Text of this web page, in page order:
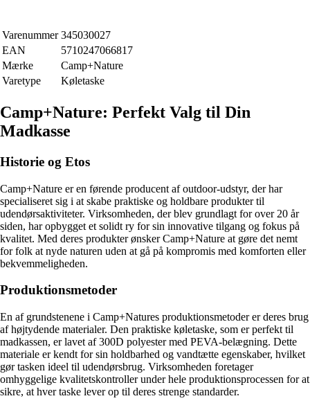
Varenummer 345030027
EAN
5710247066817
Mærke
Camp+Nature
Varetype
Køletaske
Camp+Nature: Perfekt Valg til Din
Madkasse
Historie og Etos
Camp+Nature er en førende producent af outdoor-udstyr, der har
specialiseret sig i at skabe praktiske og holdbare produkter til
udendørsaktiviteter. Virksomheden, der blev grundlagt for over 20 år
siden, har opbygget et solidt ry for sin innovative tilgang og fokus på
kvalitet. Med deres produkter ønsker Camp+Nature at gøre det nemt
for folk at nyde naturen uden at gå på kompromis med komforten eller
bekvemmeligheden.
Produktionsmetoder
En af grundstenene i Camp+Natures produktionsmetoder er deres brug
af højtydende materialer. Den praktiske køletaske, som er perfekt til
madkassen, er lavet af 300D polyester med PEVA-belægning. Dette
materiale er kendt for sin holdbarhed og vandtætte egenskaber, hvilket
gør tasken ideel til udendørsbrug. Virksomheden foretager
omhyggelige kvalitetskontroller under hele produktionsprocessen for at
sikre, at hver taske lever op til deres strenge standarder.